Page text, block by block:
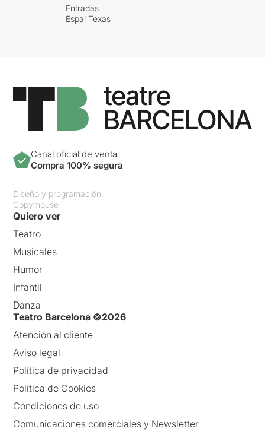
Entradas
Espai Texas
Canal oficial de venta
Compra 100% segura
Diseño y programación:
Copymouse
Quiero ver
Teatro
Musicales
Humor
Infantil
Danza
Teatro Barcelona ©2026
Atención al cliente
Aviso legal
Política de privacidad
Política de Cookies
Condiciones de uso
Comunicaciones comerciales y Newsletter